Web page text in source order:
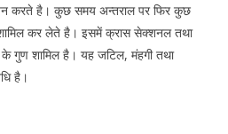
करते है। कुछ समय अन्तराल पर फिर कुछ
कर लेते है। इसमें क्रास सेक्शनल तथा
के गुण शामिल है। यह जटिल, मंहगी तथा
है।